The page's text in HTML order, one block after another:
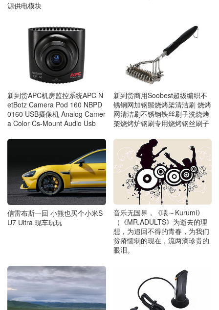
源供电模块
新到货APC机房监控系统APC N
etBotz Camera Pod 160 NBPD
0160 USB摄像机 Analog Camer
a Color Cs-Mount Audio Usb
新到货商用Soobest超级编织不
锈钢网加钢鬃烧烤架清洁刷 烧烤
网清洁刷不锈钢铁丝刷子洗烧烤
架烧烤炉钢刷专用烧烤钢丝刷子
信雷布斯一回 小熊也买个小米S
U7 Ultra 现车玩玩
音乐无国界，《喂～Kurumi》
（《MR.ADULTS》为逝去的理
想，为追回不得的青春，为我们
贫瘠懦弱的现在，流两滴珍贵的
眼泪。